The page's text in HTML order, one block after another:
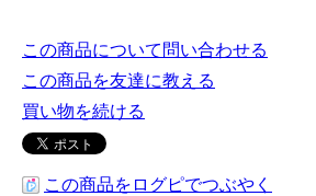
この商品について問い合わせる
この商品を友達に教える
買い物を続ける
この商品をログピでつぶやく